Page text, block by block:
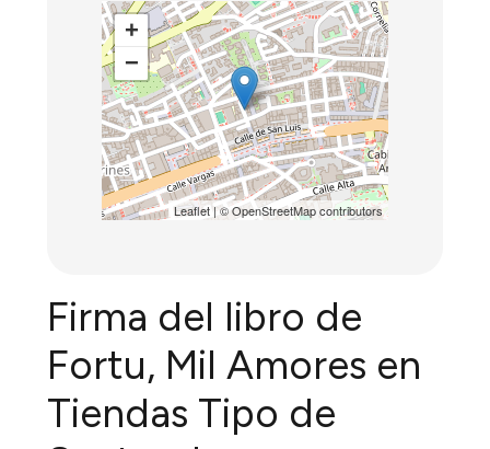
+
−
Leaflet| ©OpenStreetMapcontributors
Firma del libro de
Fortu, Mil Amores en
Tiendas Tipo de